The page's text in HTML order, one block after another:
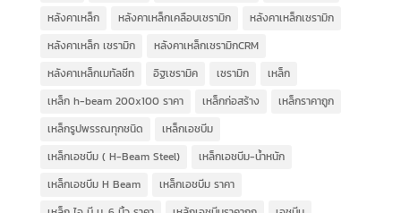
หลังคาเหล็ก
หลังคาเหล็กเคลือบเซรามิก
หลังคาเหล็กเซรามิก
หลังคาเหล็ก เซรามิก
หลังคาเหล็กเซรามิกCRM
หลังคาเหล็กเมทัลชีท
อิฐเซรามิค เซรามิก
เหล็ก
เหล็ก h-beam 200x100 ราคา
เหล็กก่อสร้าง
เหล็กราคาถูก
เหล็กรูปพรรณทุกชนิด
เหล็กเอชบีม
เหล็กเอชบีม ( H-Beam Steel)
เหล็กเอชบีม-น้ำหนัก
เหล็กเอชบีม H Beam
เหล็กเอชบีม ราคา